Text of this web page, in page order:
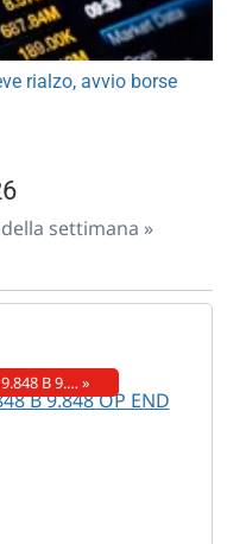
rialzo, avvio borse
settimana »
B 9.… »